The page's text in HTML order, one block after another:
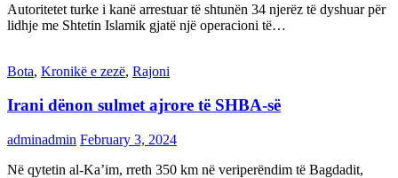
Autoritetet turke i kanë arrestuar të shtunën 34 njerëz të dyshuar për
lidhje me Shtetin Islamik gjatë një operacioni të…
Bota, Kronikë e zezë, Rajoni
Irani dënon sulmet ajrore të SHBA-së
adminadmin February 3, 2024
Në qytetin al-Ka’im, rreth 350 km në veriperëndim të Bagdadit,